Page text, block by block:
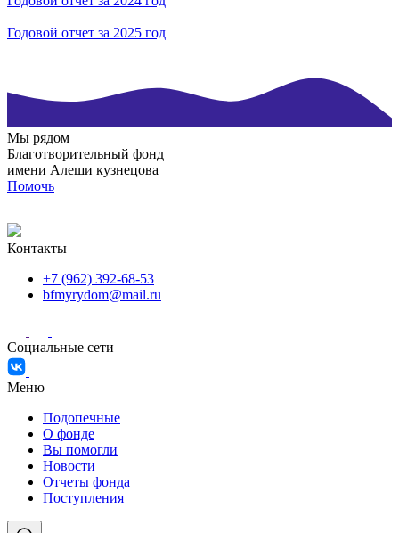
Годовой отчет за 2025 год
Мы рядом
Благотворительный фонд
имени Алеши кузнецова
Помочь
Контакты
+7 (962) 392-68-53
bfmyrydom@mail.ru
Социальные сети
Меню
Подопечные
О фонде
Вы помогли
Новости
Отчеты фонда
Поступления